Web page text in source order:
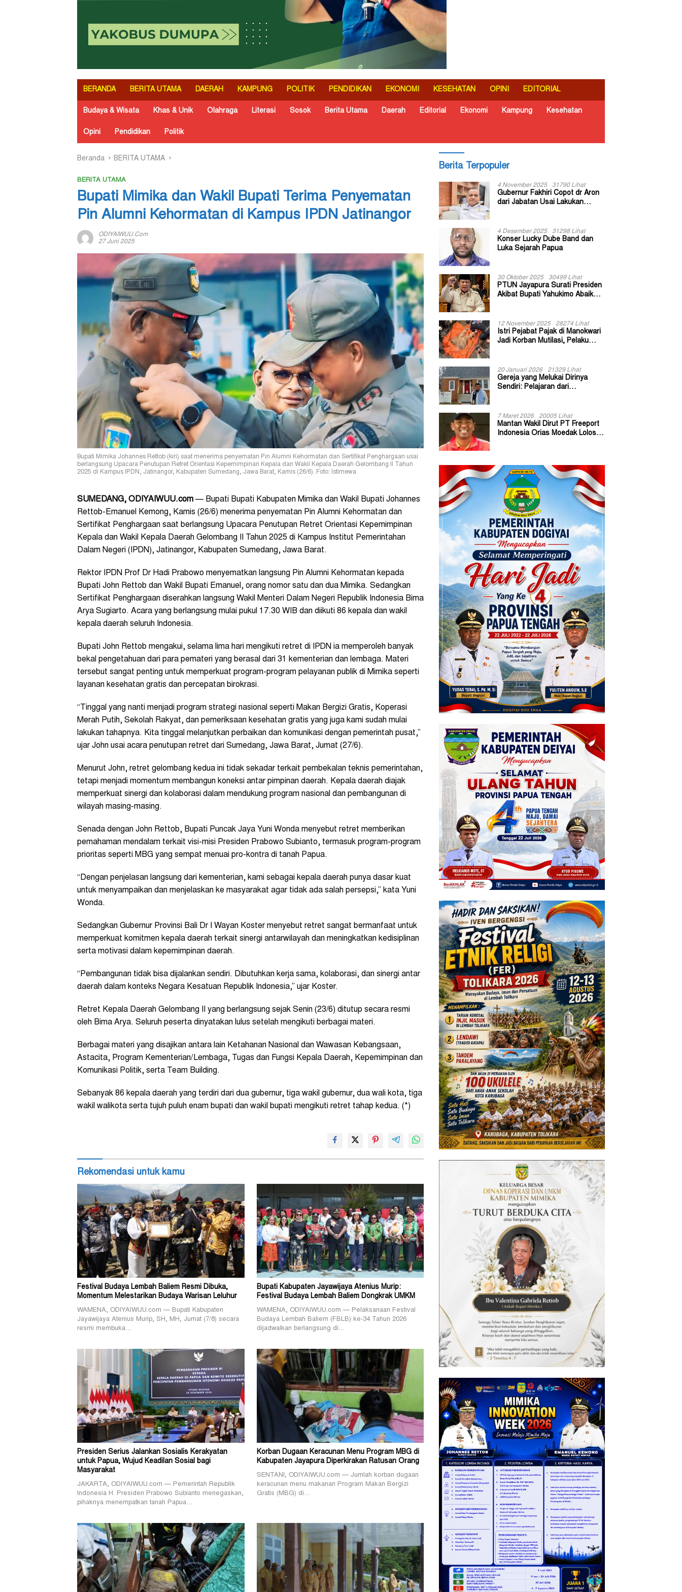
BERANDA BERITA UTAMA DAERAH KAMPUNG POLITIK PENDIDIKAN EKONOMI KESEHATAN OPINI EDITORIAL
Budaya & Wisata Khas & Unik Olahraga Literasi Sosok Berita Utama Daerah Editorial Ekonomi Kampung Kesehatan
Opini Pendidikan Politik
Beranda BERITA UTAMA
BERITA UTAMA
Bupati Mimika dan Wakil Bupati Terima Penyematan
Pin Alumni Kehormatan di Kampus IPDN Jatinangor
ODIYAIWUU.com
27 Juni 2025
Bupati Mimika Johannes Rettob (kiri) saat menerima penyematan Pin Alumni Kehormatan dan Sertifikat Penghargaan usai
berlangsung Upacara Penutupan Retret Orientasi Kepemimpinan Kepala dan Wakil Kepala Daerah Gelombang II Tahun
2025 di Kampus IPDN, Jatinangor, Kabupaten Sumedang, Jawa Barat, Kamis (26/6). Foto: Istimewa
SUMEDANG, ODIYAIWUU.com — Bupati Bupati Kabupaten Mimika dan Wakil Bupati Johannes
Rettob-Emanuel Kemong, Kamis (26/6) menerima penyematan Pin Alumni Kehormatan dan
Sertifikat Penghargaan saat berlangsung Upacara Penutupan Retret Orientasi Kepemimpinan
Kepala dan Wakil Kepala Daerah Gelombang II Tahun 2025 di Kampus Institut Pemerintahan
Dalam Negeri (IPDN), Jatinangor, Kabupaten Sumedang, Jawa Barat.
Rektor IPDN Prof Dr Hadi Prabowo menyematkan langsung Pin Alumni Kehormatan kepada
Bupati John Rettob dan Wakil Bupati Emanuel, orang nomor satu dan dua Mimika. Sedangkan
Sertifikat Penghargaan diserahkan langsung Wakil Menteri Dalam Negeri Republik Indonesia Bima
Arya Sugiarto. Acara yang berlangsung mulai pukul 17.30 WIB dan diikuti 86 kepala dan wakil
kepala daerah seluruh Indonesia.
Bupati John Rettob mengakui, selama lima hari mengikuti retret di IPDN ia memperoleh banyak
bekal pengetahuan dari para pemateri yang berasal dari 31 kementerian dan lembaga. Materi
tersebut sangat penting untuk memperkuat program-program pelayanan publik di Mimika seperti
layanan kesehatan gratis dan percepatan birokrasi.
“Tinggal yang nanti menjadi program strategi nasional seperti Makan Bergizi Gratis, Koperasi
Merah Putih, Sekolah Rakyat, dan pemeriksaan kesehatan gratis yang juga kami sudah mulai
lakukan tahapnya. Kita tinggal melanjutkan perbaikan dan komunikasi dengan pemerintah pusat,”
ujar John usai acara penutupan retret dari Sumedang, Jawa Barat, Jumat (27/6).
Menurut John, retret gelombang kedua ini tidak sekadar terkait pembekalan teknis pemerintahan,
tetapi menjadi momentum membangun koneksi antar pimpinan daerah. Kepala daerah diajak
memperkuat sinergi dan kolaborasi dalam mendukung program nasional dan pembangunan di
wilayah masing-masing.
Senada dengan John Rettob, Bupati Puncak Jaya Yuni Wonda menyebut retret memberikan
pemahaman mendalam terkait visi-misi Presiden Prabowo Subianto, termasuk program-program
prioritas seperti MBG yang sempat menuai pro-kontra di tanah Papua.
“Dengan penjelasan langsung dari kementerian, kami sebagai kepala daerah punya dasar kuat
untuk menyampaikan dan menjelaskan ke masyarakat agar tidak ada salah persepsi,” kata Yuni
Wonda.
Sedangkan Gubernur Provinsi Bali Dr I Wayan Koster menyebut retret sangat bermanfaat untuk
memperkuat komitmen kepala daerah terkait sinergi antarwilayah dan meningkatkan kedisiplinan
serta motivasi dalam kepemimpinan daerah.
“Pembangunan tidak bisa dijalankan sendiri. Dibutuhkan kerja sama, kolaborasi, dan sinergi antar
daerah dalam konteks Negara Kesatuan Republik Indonesia,” ujar Koster.
Retret Kepala Daerah Gelombang II yang berlangsung sejak Senin (23/6) ditutup secara resmi
oleh Bima Arya. Seluruh peserta dinyatakan lulus setelah mengikuti berbagai materi.
Berbagai materi yang disajikan antara lain Ketahanan Nasional dan Wawasan Kebangsaan,
Astacita, Program Kementerian/Lembaga, Tugas dan Fungsi Kepala Daerah, Kepemimpinan dan
Komunikasi Politik, serta Team Building.
Sebanyak 86 kepala daerah yang terdiri dari dua gubernur, tiga wakil gubernur, dua wali kota, tiga
wakil walikota serta tujuh puluh enam bupati dan wakil bupati mengikuti retret tahap kedua. (*)
Rekomendasi untuk kamu
Festival Budaya Lembah Baliem Resmi Dibuka,
Momentum Melestarikan Budaya Warisan Leluhur
WAMENA, ODIYAIWUU.com — Bupati Kabupaten
Jayawijaya Atenius Murip, SH, MH, Jumat (7/8) secara
resmi membuka…
Bupati Kabupaten Jayawijaya Atenius Murip:
Festival Budaya Lembah Baliem Dongkrak UMKM
WAMENA, ODIYAIWUU.com — Pelaksanaan Festival
Budaya Lembah Baliem (FBLB) ke-34 Tahun 2026
dijadwalkan berlangsung di…
Presiden Serius Jalankan Sosialis Kerakyatan
untuk Papua, Wujud Keadilan Sosial bagi
Masyarakat
JAKARTA, ODIYAIWUU.com — Pemerintah Republik
Indonesia H. Presiden Prabowo Subianto menegaskan,
pihaknya menempatkan tanah Papua…
Korban Dugaan Keracunan Menu Program MBG di
Kabupaten Jayapura Diperkirakan Ratusan Orang
SENTANI, ODIYAIWUU.com — Jumlah korban dugaan
keracunan menu makanan Program Makan Bergizi
Gratis (MBG) di…
Berita Terpopuler
4 November 2025 31790 Lihat
Gubernur Fakhiri Copot dr Aron
dari Jabatan Usai Lakukan
4 Desember 2025 31298 Lihat
Konser Lucky Dube Band dan
Luka Sejarah Papua
30 Oktober 2025 30499 Lihat
PTUN Jayapura Surati Presiden
Akibat Bupati Yahukimo Abaikan
12 November 2025 28274 Lihat
Istri Pejabat Pajak di Manokwari
Jadi Korban Mutilasi, Pelaku
20 Januari 2026 21329 Lihat
Gereja yang Melukai Dirinya
Sendiri: Pelajaran dari
7 Maret 2026 20005 Lihat
Mantan Wakil Dirut PT Freeport
Indonesia Orias Moedak Lolos